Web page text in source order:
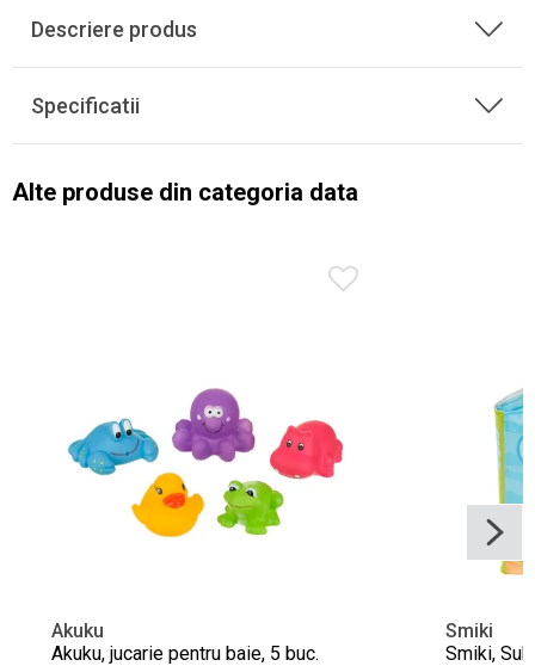
Descriere produs
Specificatii
Alte produse din categoria data
Akuku
Akuku, jucarie pentru baie, 5 buc.
Smiki
Smiki,